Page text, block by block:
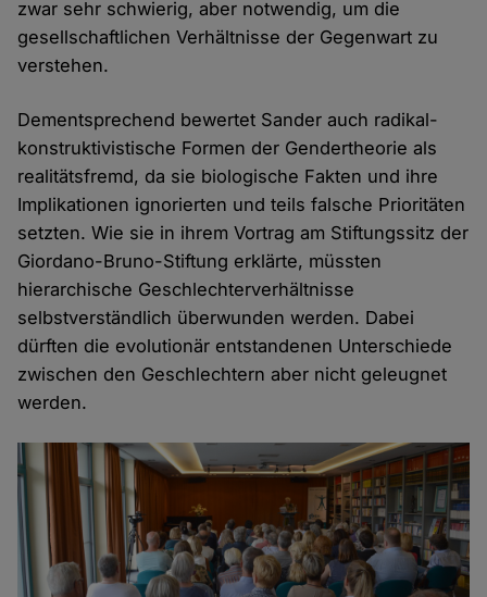
zwar sehr schwierig, aber notwendig, um die
gesellschaftlichen Verhältnisse der Gegenwart zu
verstehen.
Dementsprechend bewertet Sander auch radikal-
konstruktivistische Formen der Gendertheorie als
realitätsfremd, da sie biologische Fakten und ihre
Implikationen ignorierten und teils falsche Prioritäten
setzten. Wie sie in ihrem Vortrag am Stiftungssitz der
Giordano-Bruno-Stiftung erklärte, müssten
hierarchische Geschlechterverhältnisse
selbstverständlich überwunden werden. Dabei
dürften die evolutionär entstandenen Unterschiede
zwischen den Geschlechtern aber nicht geleugnet
werden.